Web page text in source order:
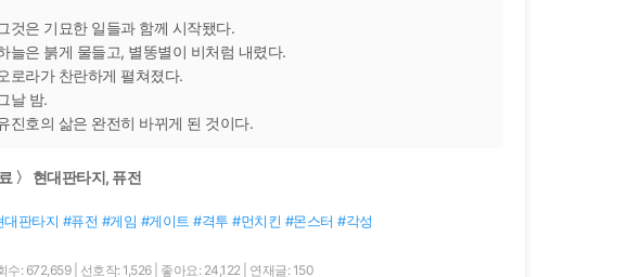
것은 기묘한 일들과 함께 시작됐다.
늘은 붉게 물들고, 별똥별이 비처럼 내렸다.
로라가 찬란하게 펼쳐졌다.
날 밤.
진호의 삶은 완전히 바뀌게 된 것이다.
〉 현대판타지, 퓨전
대판타지 #퓨전 #게임 #게이트 #격투 #먼치킨 #몬스터 #각성
수: 672,659 선호작: 1,526 좋아요: 24,122 연재글: 150